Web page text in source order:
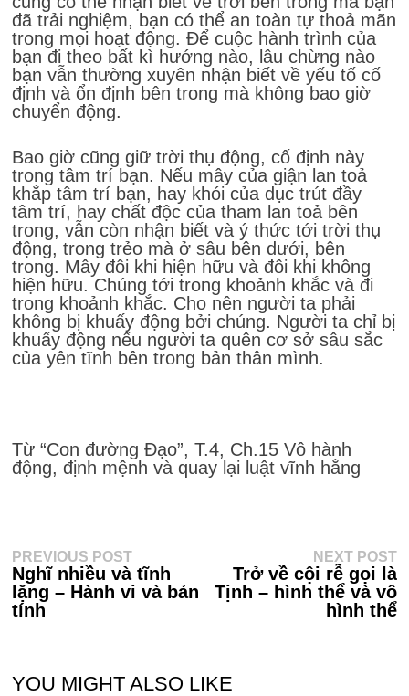
đã trải nghiệm, bạn có thể an toàn tự thoả mãn
trong mọi hoạt động. Để cuộc hành trình của
bạn đi theo bất kì hướng nào, lâu chừng nào
bạn vẫn thường xuyên nhận biết về yếu tố cố
định và ổn định bên trong mà không bao giờ
chuyển động.
Bao giờ cũng giữ trời thụ động, cố định này
trong tâm trí bạn. Nếu mây của giận lan toả
khắp tâm trí bạn, hay khói của dục trút đầy
tâm trí, hay chất độc của tham lan toả bên
trong, vẫn còn nhận biết và ý thức tới trời thụ
động, trong trẻo mà ở sâu bên dưới, bên
trong. Mây đôi khi hiện hữu và đôi khi không
hiện hữu. Chúng tới trong khoảnh khắc và đi
trong khoảnh khắc. Cho nên người ta phải
không bị khuấy động bởi chúng. Người ta chỉ bị
khuấy động nếu người ta quên cơ sở sâu sắc
của yên tĩnh bên trong bản thân mình.
Từ “Con đường Đạo”, T.4, Ch.15 Vô hành
động, định mệnh và quay lại luật vĩnh hằng
Điều
hướng
bài
PREVIOUS POSTPrevious
post:
Nghĩ nhiều và tĩnh
lặng – Hành vi và bản
tính
NEXT POST
Trở về cội rễ gọi là
Tịnh – hình thể và vô
hình thể
YOU MIGHT ALSO LIKE